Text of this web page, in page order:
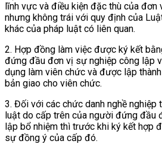
lĩnh vực và điều kiện đặc thù của
nhưng không trái với quy định của
khác của pháp luật có liên quan.
2. Hợp đồng làm việc được ký kết
đứng đầu đơn vị sự nghiệp công lập
dụng làm viên chức và được lập
bản giao cho viên chức.
3. Đối với các chức danh nghề nghiệp
luật do cấp trên của người đứng đầu
lập bổ nhiệm thì trước khi ký kết hợp
sự đồng ý của cấp đó.